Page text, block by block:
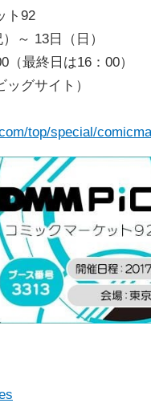
ト92
～ 13日（日）
最終日は16：00）
グサイト）
top/special/